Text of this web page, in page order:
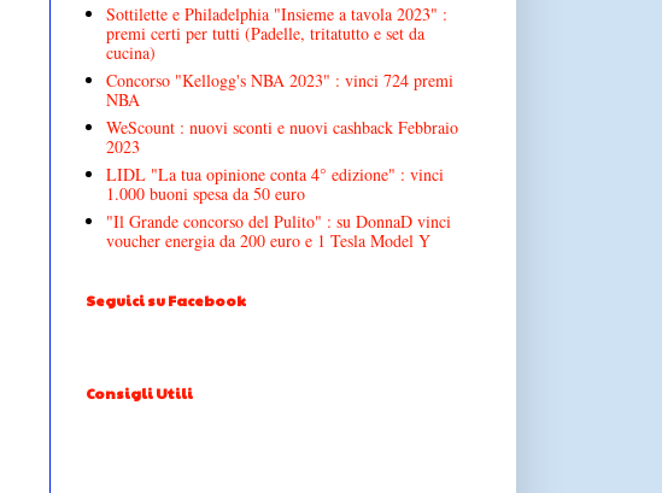
Sottilette e Philadelphia "Insieme a tavola 2023" :
premi certi per tutti (Padelle, tritatutto e set da
cucina)
Concorso "Kellogg's NBA 2023" : vinci 724 premi
NBA
WeScount : nuovi sconti e nuovi cashback Febbraio
2023
LIDL "La tua opinione conta 4° edizione" : vinci
1.000 buoni spesa da 50 euro
"Il Grande concorso del Pulito" : su DonnaD vinci
voucher energia da 200 euro e 1 Tesla Model Y
Seguici su Facebook
Consigli Utili